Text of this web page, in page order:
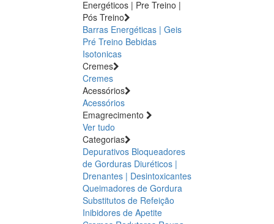
Energéticos | Pre Treino |
Pós Treino
Barras Energéticas | Geis
Pré Treino Bebidas
Isotonicas
Cremes
Cremes
Acessórios
Acessórios
Emagrecimento
Ver tudo
Categorias
Depurativos Bloqueadores
de Gorduras Diuréticos |
Drenantes | Desintoxicantes
Queimadores de Gordura
Substitutos de Refeição
Inibidores de Apetite